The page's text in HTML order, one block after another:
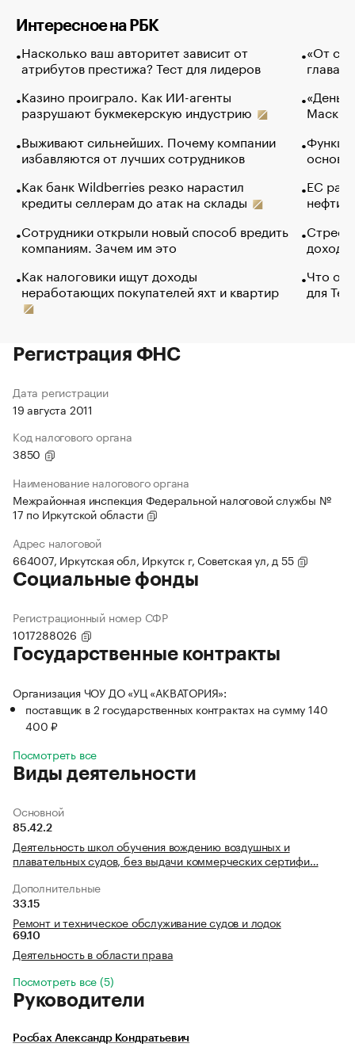
Интересное на РБК
Насколько ваш авторитет зависит от
атрибутов престижа? Тест для лидеров
Казино проиграло. Как ИИ-агенты
разрушают букмекерскую индустрию
Выживают сильнейших. Почему компании
избавляются от лучших сотрудников
Как банк Wildberries резко нарастил
кредиты селлерам до атак на склады
Сотрудники открыли новый способ вредить
компаниям. Зачем им это
Как налоговики ищут доходы
неработающих покупателей яхт и квартир
«От
глава
Маск в
основ
ЕС
нефти
Что
для
Регистрация ФНС
Дата регистрации
19 августа 2011
Код налогового органа
3850
Наименование налогового органа
Межрайонная инспекция Федеральной налоговой службы №
17 по Иркутской области
Адрес налоговой
664007, Иркутская обл, Иркутск г, Советская ул, д 55
Социальные фонды
Регистрационный номер СФР
1017288026
Государственные контракты
Организация ЧОУ ДО «УЦ «АКВАТОРИЯ»:
поставщик в 2 государственных контрактах на сумму 140
400 ₽
Посмотреть все
Виды деятельности
Основной
85.42.2
Деятельность школ обучения вождению воздушных и
плавательных судов, без выдачи коммерческих сертифи…
Дополнительные
33.15
Ремонт и техническое обслуживание судов и лодок
69.10
Деятельность в области права
Посмотреть все (5)
Руководители
Росбах Александр Кондратьевич